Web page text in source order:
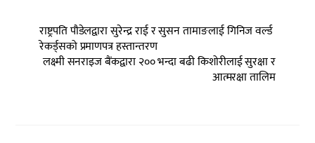
राष्ट्रपति पौडेलद्वारा सुरेन्द्र राई र सुसन तामाङलाई गिनिज वर्ल्ड
रेकर्ड्सको प्रमाणपत्र हस्तान्तरण
लक्ष्मी सनराइज बैंकद्वारा २०० भन्दा बढी किशोरीलाई सुरक्षा र
आत्मरक्षा तालिम